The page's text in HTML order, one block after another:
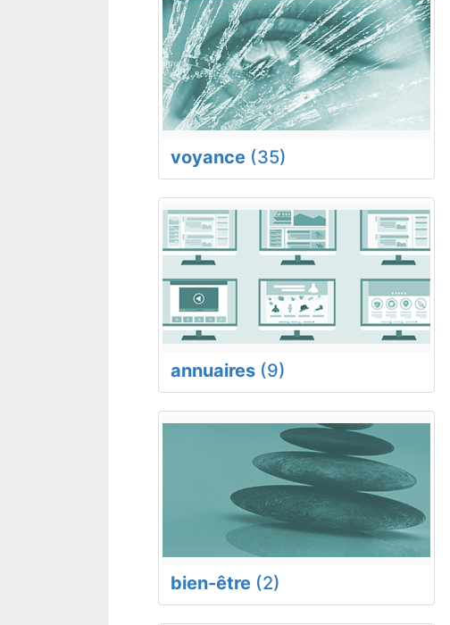
voyance (35)
annuaires (9)
bien-être (2)